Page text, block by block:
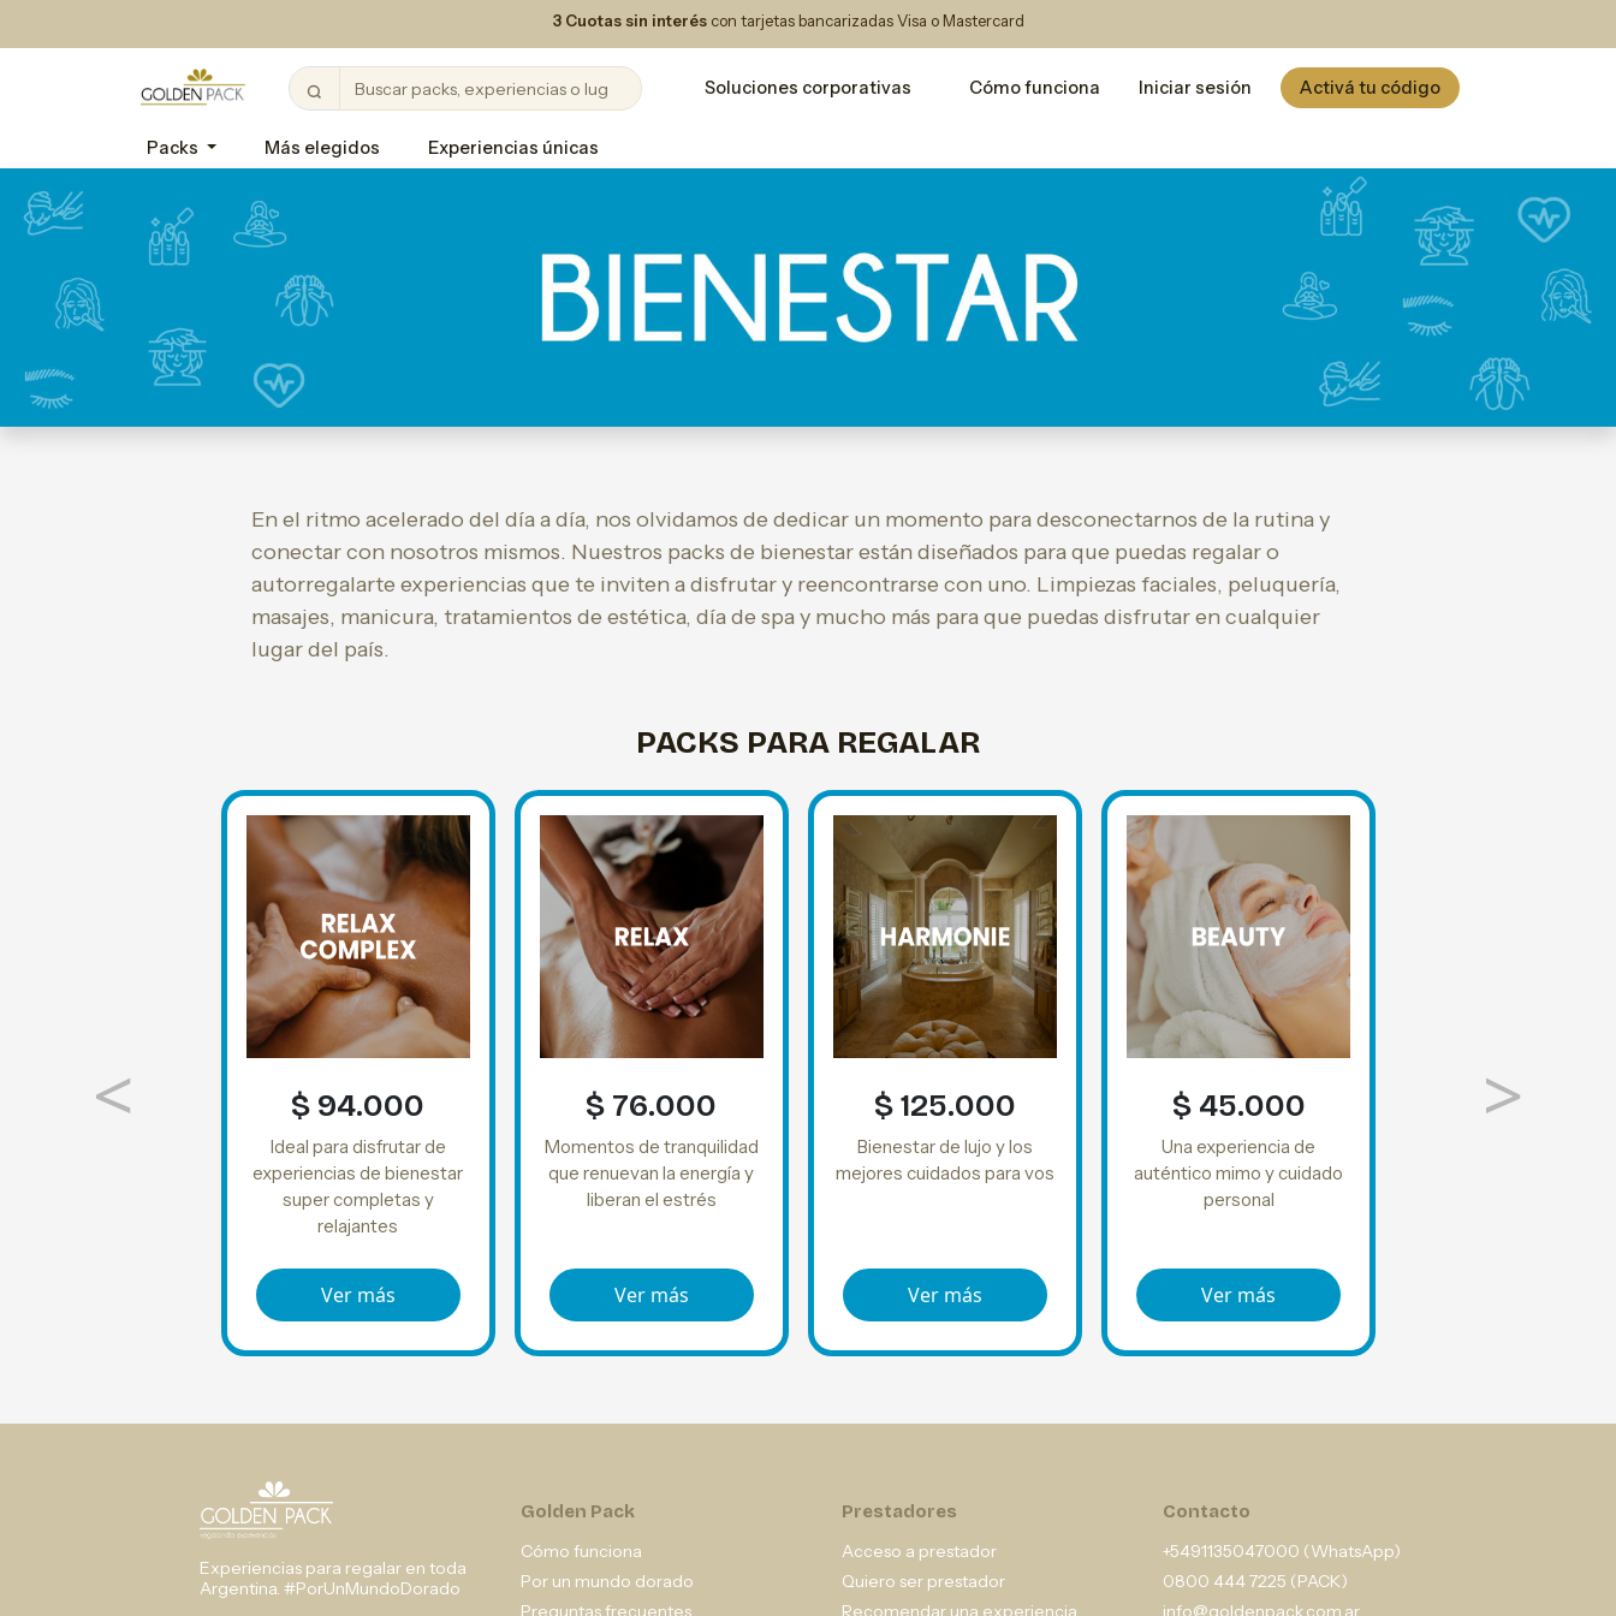
3 Cuotas sin interés con tarjetas bancarizadas Visa o Mastercard
Soluciones corporativas Cómo funciona Iniciar sesión Activá tu código
Packs Más elegidos Experiencias únicas
En el ritmo acelerado del día a día, nos olvidamos de dedicar un momento para desconectarnos de la rutina y
conectar con nosotros mismos. Nuestros packs de bienestar están diseñados para que puedas regalar o
autorregalarte experiencias que te inviten a disfrutar y reencontrarse con uno. Limpiezas faciales, peluquería,
masajes, manicura, tratamientos de estética, día de spa y mucho más para que puedas disfrutar en cualquier
lugar del país.
PACKS PARA REGALAR
< $ 94.000
Ideal para disfrutar de
experiencias de bienestar
super completas y
relajantes
Ver más
$ 76.000
Momentos de tranquilidad
que renuevan la energía y
liberan el estrés
Ver más
$ 125.000
Bienestar de lujo y los
mejores cuidados para vos
Ver más
$ 45.000
Una experiencia de
auténtico mimo y cuidado
personal
Ver más
>
Experiencias para regalar en toda
Argentina. #PorUnMundoDorado
Golden Pack
Cómo funciona
Por un mundo dorado
Preguntas frecuentes
Prestadores
Acceso a prestador
Quiero ser prestador
Recomendar una experiencia
Contacto
+5491135047000 (WhatsApp)
0800 444 7225 (PACK)
info@goldenpack.com.ar